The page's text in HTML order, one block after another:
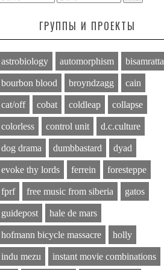
ГРУППЫ И ПРОЕКТЫ
astrobiology automorphism bisamratta
bourbon blood broyndzagg cain
cat/off cobat coldleap collapse
colorless control unit d.c.culture
dog drama dumbbastard dyad
evoke thy lords ferrein foresteppe
fprf free music from siberia gatos
guidepost hale de mars
hofmann bicycle massacre holly
indu mezu instant movie combinations